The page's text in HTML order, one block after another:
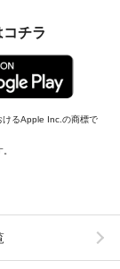
チラ
るApple Inc.の商標で